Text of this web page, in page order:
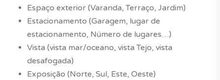
Espaço exterior (Varanda, Terraço, Jardim)
Estacionamento (Garagem, lugar de
estacionamento, Número de lugares…)
Vista (vista mar/oceano, vista Tejo, vista
desafogada)
Exposição (Norte, Sul, Este, Oeste)